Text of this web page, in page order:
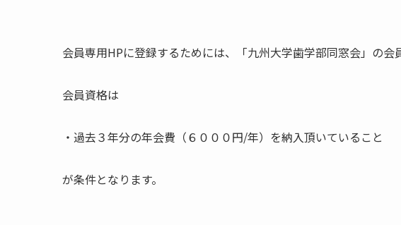
会員専用HPに登録するためには、「九州大学歯学部同窓会」の会
会員資格は
・過去３年分の年会費（６０００円/年）を納入頂いていること
が条件となります。